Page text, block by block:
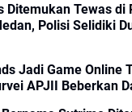
Ditemukan Tewas di
Polisi Selidiki
Jadi Game Online
APJII Beberkan